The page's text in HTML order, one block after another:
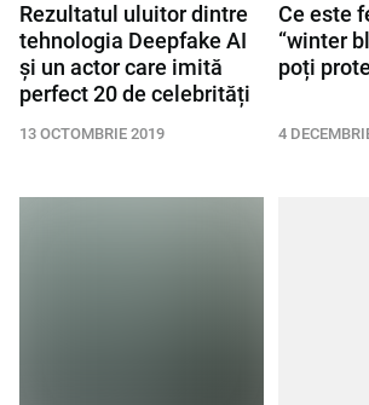
Rezultatul uluitor dintre
tehnologia Deepfake AI
și un actor care imită
perfect 20 de celebrități
13 OCTOMBRIE 2019
Ce este
“winter
poți
4